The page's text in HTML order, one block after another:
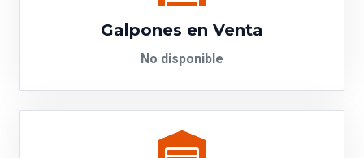
Galpones en Venta
No disponible